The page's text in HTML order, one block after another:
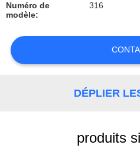
DEMANDER
UN
DEVIS
Numéro de
modèle:
316
DÉPLIER
produits